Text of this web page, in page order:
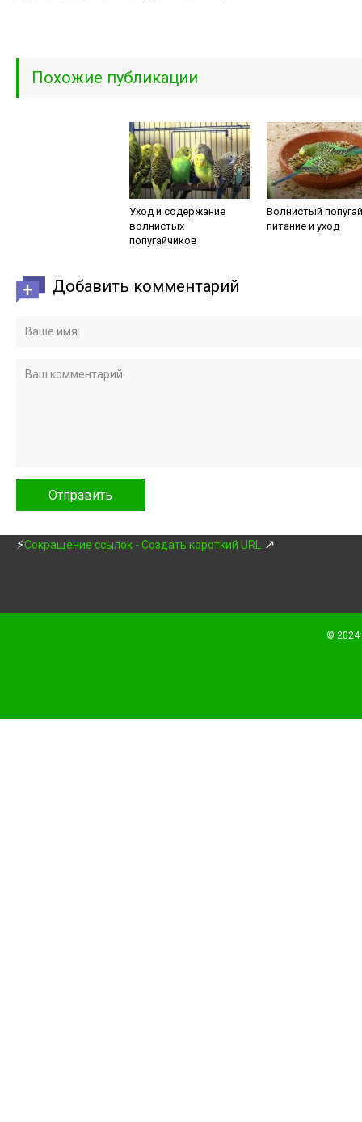
Похожие публикации
Уход и содержание
волнистых
попугайчиков
Волнистый
питание и уход
Добавить комментарий
⚡Сокращение ссылок - Создать короткий URL ↗
© 2024